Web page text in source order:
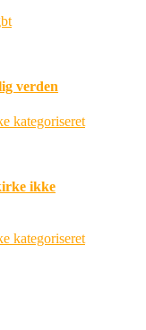
verden
kategoriseret
ikke
kategoriseret